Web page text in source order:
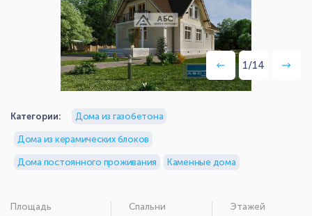
Категории: Дома из газобетона
Дома из керамических блоков
Дома постоянного проживания Каменные дома
1/14
Площадь Спальни Этажей